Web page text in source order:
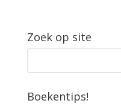
Zoek op site
Boekentips!